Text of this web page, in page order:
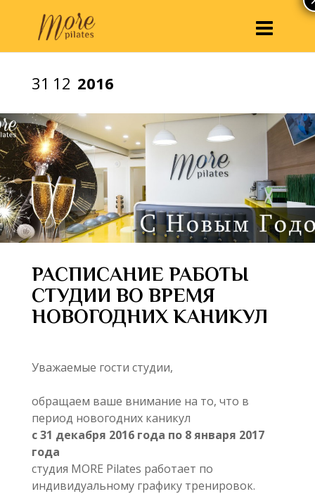
31 12 2016
РАСПИСАНИЕ РАБОТЫ
СТУДИИ ВО ВРЕМЯ
НОВОГОДНИХ КАНИКУЛ
Уважаемые гости студии,
обращаем ваше внимание на то, что в
период новогодних каникул
с 31 декабря 2016 года по 8 января 2017
года
студия MORE Pilates работает по
индивидуальному графику тренировок.